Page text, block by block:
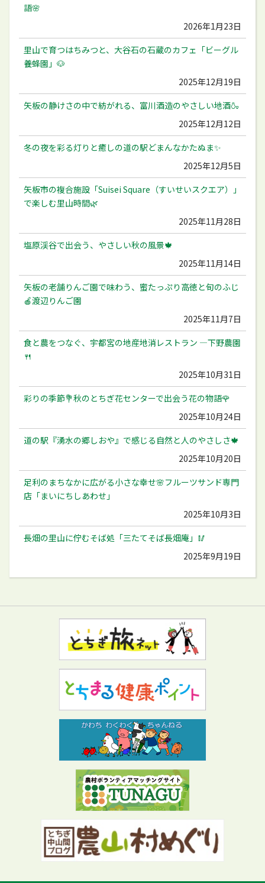
語🌸
2026年1月23日
里山で育つはちみつと、大谷石の石蔵のカフェ「ビーグル
養蜂園」🐶
2025年12月19日
矢板の静けさの中で紡がれる、富川酒造のやさしい地酒🍶
2025年12月12日
冬の夜を彩る灯りと癒しの道の駅どまんなかたぬま✨
2025年12月5日
矢板市の複合施設「Suisei Square（すいせいスクエア）」
で楽しむ里山時間🌿
2025年11月28日
塩原渓谷で出会う、やさしい秋の風景🍁
2025年11月14日
矢板の老舗りんご園で味わう、蜜たっぷり高徳と旬のふじ
🍎渡辺りんご園
2025年11月7日
食と農をつなぐ、宇都宮の地産地消レストラン ―下野農園
🍴
2025年10月31日
彩りの季節💐秋のとちぎ花センターで出会う花の物語🌹
2025年10月24日
道の駅『湧水の郷しおや』で感じる自然と人のやさしさ🍁
2025年10月20日
足利のまちなかに広がる小さな幸せ🌸フルーツサンド専門
店「まいにちしあわせ」
2025年10月3日
長畑の里山に佇むそば処「三たてそば長畑庵」🥢
2025年9月19日